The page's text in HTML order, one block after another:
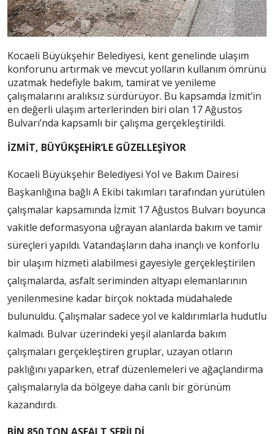
Kocaeli Büyükşehir Belediyesi, kent genelinde ulaşım
konforunu artırmak ve mevcut yolların kullanım ömrünü
uzatmak hedefiyle bakım, tamirat ve yenileme
çalışmalarını aralıksız sürdürüyor. Bu kapsamda İzmit’in
en değerli ulaşım arterlerinden biri olan 17 Ağustos
Bulvarı’nda kapsamlı bir çalışma gerçekleştirildi.
İZMİT, BÜYÜKŞEHİR’LE GÜZELLEŞİYOR
Kocaeli Büyükşehir Belediyesi Yol ve Bakım Dairesi
Başkanlığına bağlı A Ekibi takımları tarafından yürütülen
çalışmalar kapsamında İzmit 17 Ağustos Bulvarı boyunca
vakitle deformasyona uğrayan alanlarda bakım ve tamir
süreçleri yapıldı. Vatandaşların daha inançlı ve konforlu
bir ulaşım hizmeti alabilmesi gayesiyle gerçekleştirilen
çalışmalarda, asfalt seriminden altyapı elemanlarının
yenilenmesine kadar birçok noktada müdahalede
bulunuldu. Çalışmalar sadece yol ve kaldırımlarla hudutlu
kalmadı. Bulvar üzerindeki yeşil alanlarda bakım
çalışmaları gerçekleştiren gruplar, uzayan otların
paklığını yaparken, etraf düzenlemeleri ve ağaçlandırma
çalışmalarıyla da bölgeye daha canlı bir görünüm
kazandırdı.